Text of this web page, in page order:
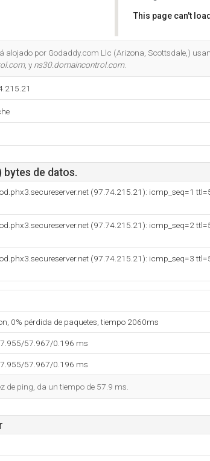
This page can't
alojado por Godaddy.com Llc (Arizona, Scottsdale,)
, y ns30.domaincontrol.com.
bytes de datos.
(97.74.215.21): icmp_seq=1
(97.74.215.21): icmp_seq=2
(97.74.215.21): icmp_seq=3
0% pérdida de paquetes, tiempo 2060ms
57.967/0.196 ms
57.967/0.196 ms
de ping, da un tiempo de 57.9 ms.